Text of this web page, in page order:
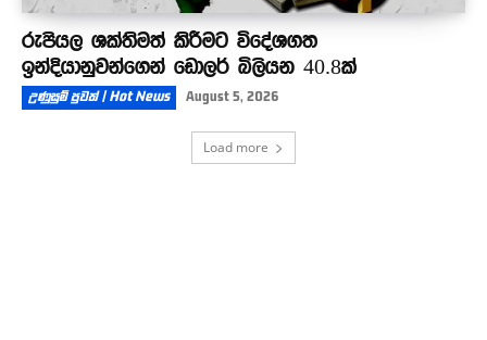
රුපියල ශක්තිමත් කිරීමට විදේශගත
ඉන්දියානුවන්ගෙන් ඩොලර් බිලියන 40.8ක්
උණුසුම් පුවත් | Hot News August 5, 2026
Load more